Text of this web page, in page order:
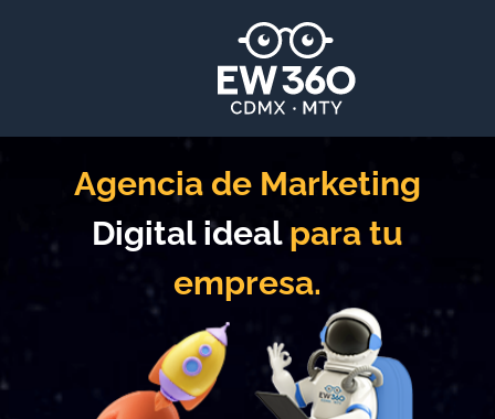
Agencia de Marketing
Digital ideal para tu
empresa.